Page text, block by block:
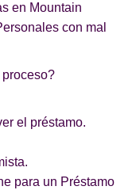
en Mountain
con mal
el préstamo.
para un Préstamo